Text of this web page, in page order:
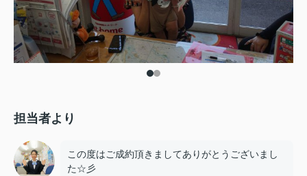
担当者より
この度はご成約頂きましてありがとうございまし
た☆彡